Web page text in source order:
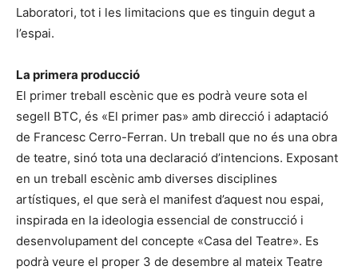
Laboratori, tot i les limitacions que es tinguin degut a
l’espai.
La primera producció
El primer treball escènic que es podrà veure sota el
segell BTC, és «El primer pas» amb direcció i adaptació
de Francesc Cerro-Ferran. Un treball que no és una obra
de teatre, sinó tota una declaració d’intencions. Exposant
en un treball escènic amb diverses disciplines
artístiques, el que serà el manifest d’aquest nou espai,
inspirada en la ideologia essencial de construcció i
desenvolupament del concepte «Casa del Teatre». Es
podrà veure el proper 3 de desembre al mateix Teatre